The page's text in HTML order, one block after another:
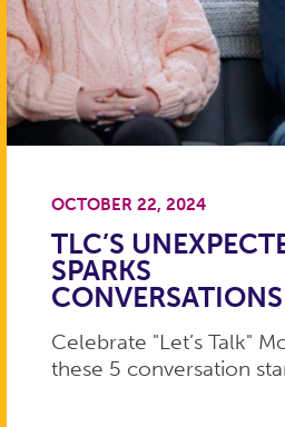
OCTOBER 22, 2024
TLC’S
SPARKS
CONVERSATIONS
Celebrate "Let’s Talk"
these 5 conversation